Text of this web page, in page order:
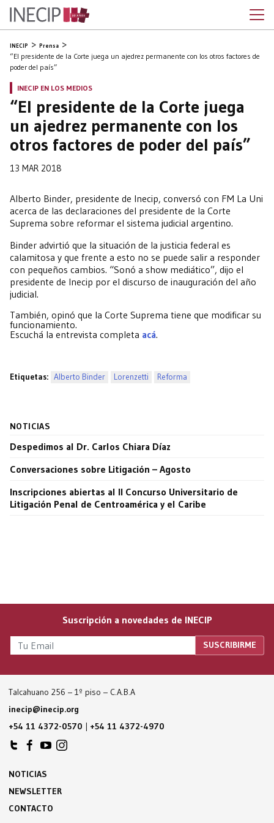
INECIP Prensa
“El presidente de la Corte juega un ajedrez permanente con los otros factores de
poder del país”
INECIP EN LOS MEDIOS
“El presidente de la Corte juega
un ajedrez permanente con los
otros factores de poder del país”
13 MAR 2018
Alberto Binder, presidente de Inecip, conversó con FM La Uni
acerca de las declaraciones del presidente de la Corte
Suprema sobre reformar el sistema judicial argentino.
Binder advirtió que la situación de la justicia federal es
calamitosa y que frente a esto no se puede salir a responder
con pequeños cambios. “Sonó a show mediático”, dijo el
presidente de Inecip por el discurso de inauguración del año
judicial.
También, opinó que la Corte Suprema tiene que modificar su
funcionamiento.
Escuchá la entrevista completa acá.
Etiquetas: Alberto Binder Lorenzetti Reforma
NOTICIAS
Despedimos al Dr. Carlos Chiara Díaz
Conversaciones sobre Litigación – Agosto
Inscripciones abiertas al II Concurso Universitario de
Litigación Penal de Centroamérica y el Caribe
Suscripción a novedades de INECIP
Talcahuano 256 – 1º piso – C.A.B.A
inecip@inecip.org
+54 11 4372-0570 | +54 11 4372-4970
NOTICIAS
NEWSLETTER
CONTACTO